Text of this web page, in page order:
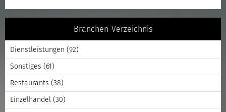
Branchen-Verzeichnis
Dienstleistungen (92)
Sonstiges (61)
Restaurants (38)
Einzelhandel (30)